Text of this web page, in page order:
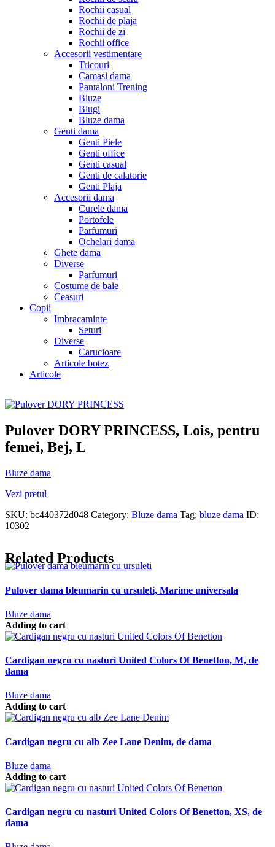
Rochii casual
Rochii de plaja
Rochii de zi
Rochii office
Accesorii vestimentare
Tricouri
Camasi dama
Pantaloni Trening
Bluze
Blugi
Bluze dama
Genti dama
Genti Piele
Genti office
Genti casual
Genti de calatorie
Genti Plaja
Accesorii dama
Curele dama
Portofele
Parfumuri
Ochelari dama
Ghete dama
Diverse
Parfumuri
Costume de baie
Ceasuri
Copii
Imbracaminte
Seturi
Diverse
Carucioare
Articole botez
Articole
Pulover DORY PRINCESS, Lois, pentru
femei, Bej, L
Bluze dama
Vezi pretul
SKU: bc440372d048 Category: Bluze dama Tag: bluze dama ID:
10302
Related Products
Pulover dama bleumarin cu ursuleti, Marime universala
Bluze dama
Adding to cart
Cardigan negru cu nasturi United Colors Of Benetton, M, de
dama
Bluze dama
Adding to cart
Cardigan negru cu alb Zee Lane Denim, de dama
Bluze dama
Adding to cart
Cardigan negru cu nasturi United Colors Of Benetton, XS, de
dama